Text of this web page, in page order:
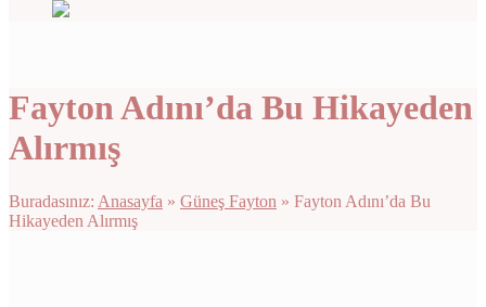
Fayton Adını’da Bu Hikayeden
Alırmış
Buradasınız: Anasayfa » Güneş Fayton » Fayton Adını’da Bu
Hikayeden Alırmış